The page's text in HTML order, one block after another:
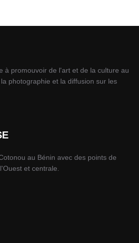
à promouvoir de l'art et de la culture au
photographie et la diffusion sur les
au Bénin avec des points de
et centrale.